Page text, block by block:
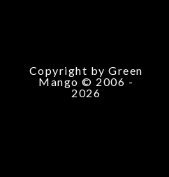
Copyright by Green
Mango © 2006 -
2026